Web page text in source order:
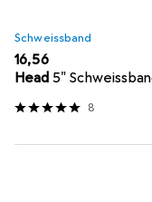
Schweissband
EUR
16,56
Head 5"
8